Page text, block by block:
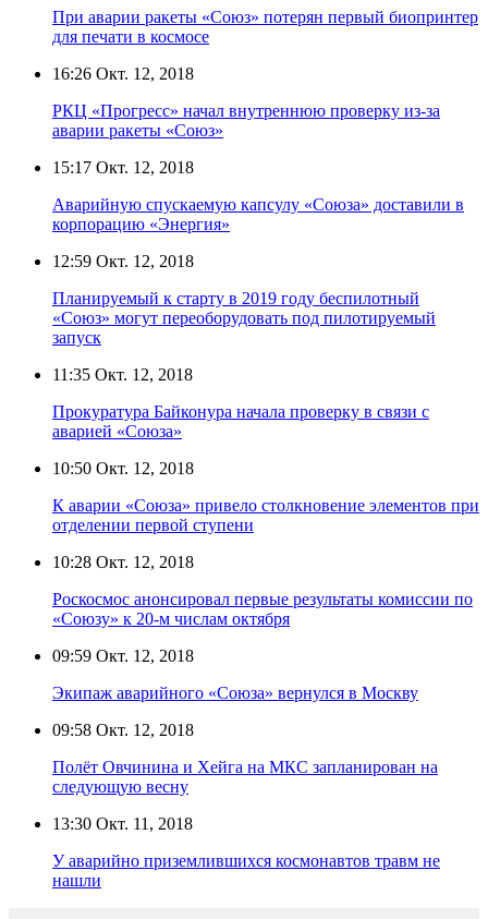
При аварии ракеты «Союз» потерян первый биопринтер
для печати в космосе
16:26 Окт. 12, 2018
РКЦ «Прогресс» начал внутреннюю проверку из-за
аварии ракеты «Союз»
15:17 Окт. 12, 2018
Аварийную спускаемую капсулу «Союза» доставили в
корпорацию «Энергия»
12:59 Окт. 12, 2018
Планируемый к старту в 2019 году беспилотный
«Союз» могут переоборудовать под пилотируемый
запуск
11:35 Окт. 12, 2018
Прокуратура Байконура начала проверку в связи с
аварией «Союза»
10:50 Окт. 12, 2018
К аварии «Союза» привело столкновение элементов при
отделении первой ступени
10:28 Окт. 12, 2018
Роскосмос анонсировал первые результаты комиссии по
«Союзу» к 20-м числам октября
09:59 Окт. 12, 2018
Экипаж аварийного «Союза» вернулся в Москву
09:58 Окт. 12, 2018
Полёт Овчинина и Хейга на МКС запланирован на
следующую весну
13:30 Окт. 11, 2018
У аварийно приземлившихся космонавтов травм не
нашли